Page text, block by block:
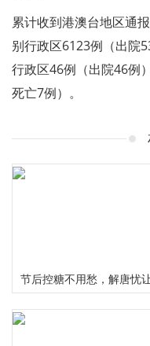
累计收到港澳台地区通
别行政区6123例（出院
行政区46例（出院46例
死亡7例）。
节后控糖不用愁，解唐忧
您畅享健康美味无负担